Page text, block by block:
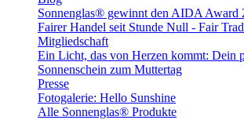
Sonnenglas® gewinnt den AIDA Award
Fairer Handel seit Stunde Null - Fair
Mitgliedschaft
Ein Licht, das von Herzen kommt: Dein
Sonnenschein zum Muttertag
Presse
Fotogalerie: Hello Sunshine
Alle Sonnenglas® Produkte